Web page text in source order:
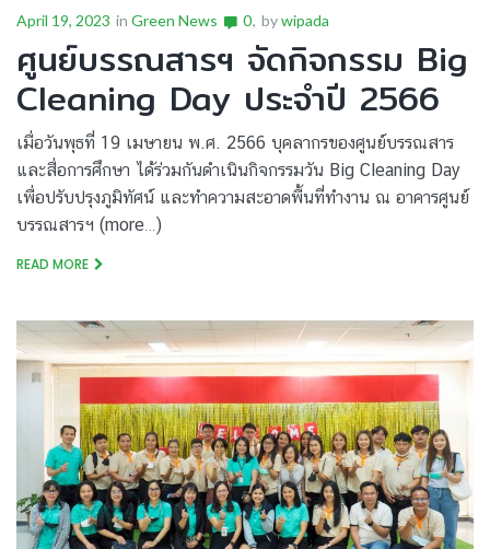
April 19, 2023 in Green News 0 bywipada
ศูนย์บรรณสารฯ จัดกิจกรรม Big
Cleaning Day ประจำปี 2566
เมื่อวันพุธที่ 19 เมษายน พ.ศ. 2566 บุคลากรของศูนย์บรรณสาร
และสื่อการศึกษา ได้ร่วมกันดำเนินกิจกรรมวัน Big Cleaning Day
เพื่อปรับปรุงภูมิทัศน์ และทำความสะอาดพื้นที่ทำงาน ณ อาคารศูนย์
บรรณสารฯ (more…)
READ MORE